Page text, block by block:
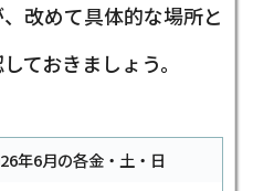
改めて具体的な場所と
ておきましょう。
年6月の各金・土・日